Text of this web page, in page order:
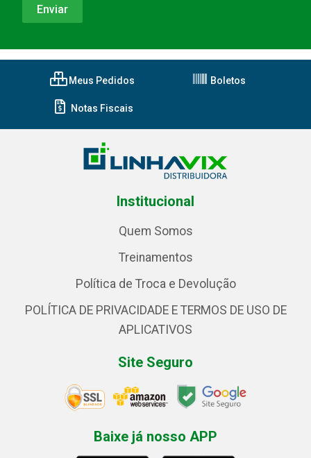
Meus Pedidos Boletos
Notas Fiscais
Institucional
Quem Somos
Treinamentos
Política de Troca e Devolução
POLÍTICA DE PRIVACIDADE E TERMOS DE USO DE
APLICATIVOS
Site Seguro
Baixe já nosso APP